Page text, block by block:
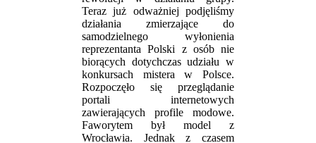
Teraz już odważniej podjęliśmy
działania zmierzające do
samodzielnego wyłonienia
reprezentanta Polski z osób nie
biorących dotychczas udziału w
konkursach mistera w Polsce.
Rozpoczęło się przeglądanie
portali internetowych
zawierających profile modowe.
Faworytem był model z
Wrocławia. Jednak z czasem